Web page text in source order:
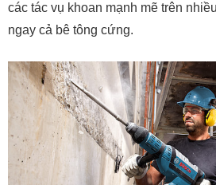
các tác vụ khoan mạnh mẽ trên
ngay cả bê tông cứng.